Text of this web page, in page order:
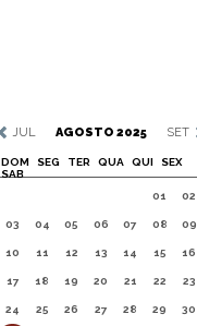
JUL AGOSTO 2025 SET
DOM SEG TER QUA QUI
SEX
SAB
01
02
03 04 05 06 07 08 09
10 11 12 13 14 15 16
17 18 19 20 21 22 23
24 25 26 27 28 29 30